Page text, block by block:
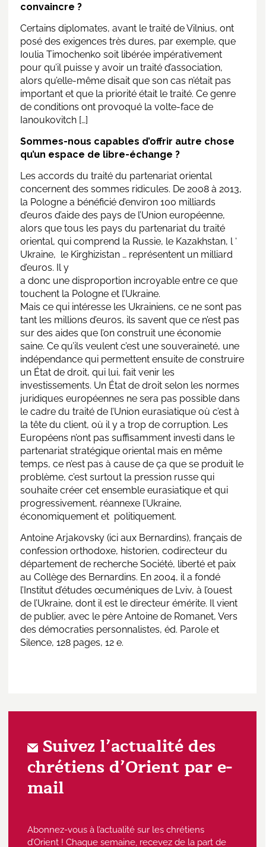
convaincre ?
Certains diplomates, avant le traité de Vilnius, ont
posé des exigences très dures, par exemple, que
Ioulia Timochenko soit libérée impérativement
pour qu’il puisse y avoir un traité d’association,
alors qu’elle-même disait que son cas n’était pas
important et que la priorité était le traité. Ce genre
de conditions ont provoqué la volte-face de
Ianoukovitch […]
Sommes-nous capables d’offrir autre chose
qu’un espace de libre-échange ?
Les accords du traité du partenariat oriental
concernent des sommes ridicules. De 2008 à 2013,
la Pologne a bénéficié d’environ 100 milliards
d’euros d’aide des pays de l’Union européenne,
alors que tous les pays du partenariat du traité
oriental, qui comprend la Russie, le Kazakhstan, l ‘
Ukraine, le Kirghizistan … représentent un milliard
d’euros. Il y
a donc une disproportion incroyable entre ce que
touchent la Pologne et l’Ukraine.
Mais ce qui intéresse les Ukrainiens, ce ne sont pas
tant les millions d’euros, ils savent que ce n’est pas
sur des aides que l’on construit une économie
saine. Ce qu’ils veulent c’est une souveraineté, une
indépendance qui permettent ensuite de construire
un État de droit, qui lui, fait venir les
investissements. Un État de droit selon les normes
juridiques européennes ne sera pas possible dans
le cadre du traité de l’Union eurasiatique où c’est à
la tête du client, où il y a trop de corruption. Les
Européens n’ont pas suffisamment investi dans le
partenariat stratégique oriental mais en même
temps, ce n’est pas à cause de ça que se produit le
problème, c’est surtout la pression russe qui
souhaite créer cet ensemble eurasiatique et qui
progressivement, réannexe l’Ukraine,
économiquement et politiquement.
Antoine Arjakovsky (ici aux Bernardins), français de
confession orthodoxe, historien, codirecteur du
département de recherche Société, liberté et paix
au Collège des Bernardins. En 2004, il a fondé
l’Institut d’études œcuméniques de Lviv, à l’ouest
de l’Ukraine, dont il est le directeur émérite. Il vient
de publier, avec le père Antoine de Romanet, Vers
des démocraties personnalistes, éd. Parole et
Silence, 128 pages, 12 e.
Suivez l’actualité des
chrétiens d’Orient par e-
mail
Abonnez-vous à l’actualité sur les chrétiens
d’Orient ! Chaque semaine, recevez de la part de